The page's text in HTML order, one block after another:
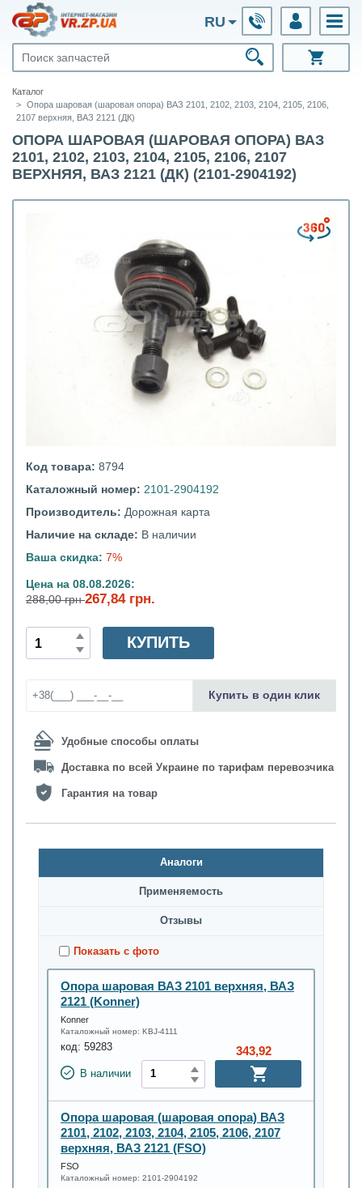
RU
Каталог
Опора шаровая (шаровая опора) ВАЗ 2101, 2102, 2103, 2104, 2105, 2106,
2107 верхняя, ВАЗ 2121 (ДК)
ОПОРА ШАРОВАЯ (ШАРОВАЯ ОПОРА) ВАЗ
2101, 2102, 2103, 2104, 2105, 2106, 2107
ВЕРХНЯЯ, ВАЗ 2121 (ДК) (2101-2904192)
Код товара: 8794
Каталожный номер: 2101-2904192
Производитель: Дорожная карта
Наличие на складе: В наличии
Ваша скидка: 7%
Цена на 08.08.2026:
288,00 грн267,84 грн.
Удобные способы оплаты
Доставка по всей Украине по тарифам перевозчика
Гарантия на товар
КУПИТЬ
Купить в один клик
Аналоги
Применяемость
Oтзывы
Показать с фото
Опора шаровая ВАЗ 2101 верхняя, ВАЗ
2121 (Konner)
Konner
Каталожный номер: KBJ-4111
код: 59283
В наличии
343,92
Опора шаровая (шаровая опора) ВАЗ
2101, 2102, 2103, 2104, 2105, 2106, 2107
верхняя, ВАЗ 2121 (FSO)
FSO
Каталожный номер: 2101-2904192